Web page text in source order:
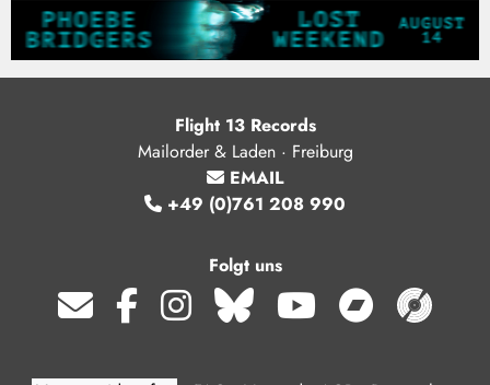
Flight 13 Records
Mailorder & Laden · Freiburg
EMAIL
+49 (0)761 208 990
Folgt uns